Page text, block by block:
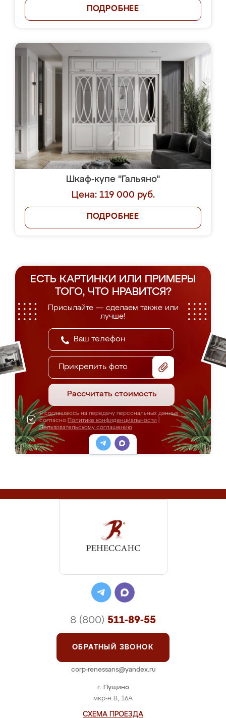
ПОДРОБНЕЕ
Шкаф-купе "Гальяно"
Цена: 119 000 руб.
ПОДРОБНЕЕ
ЕСТЬ КАРТИНКИ ИЛИ ПРИМЕРЫ
ТОГО, ЧТО НРАВИТСЯ?
Присылайте — сделаем также или
лучше!
Прикрепить фото
Рассчитать стоимость
Я соглашаюсь на передачу персональных данных
согласно Политике конфиденциальности
Пользовательскому соглашению
г. Пущино
мкр-н В, 16А
СХЕМА ПРОЕЗДА
8 (800) 511-89-55
ОБРАТНЫЙ ЗВОНОК
corp-renessans@yandex.ru